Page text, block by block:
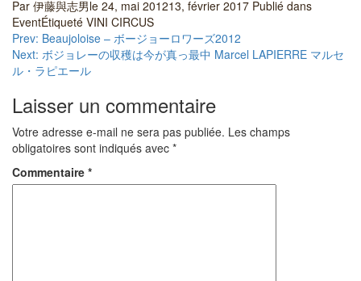
Partager
Par 伊藤與志男le 24, mai 201213, février 2017 Publié dans
EventÉtiqueté VINI CIRCUS
Navigation
de
l’article
Prev: Beaujoloise – ボージョーロワーズ2012
Next: ボジョレーの収穫は今が真っ最中 Marcel LAPIERRE マルセ
ル・ラピエール
Laisser un commentaire
Votre adresse e-mail ne sera pas publiée. Les champs
obligatoires sont indiqués avec *
Commentaire *